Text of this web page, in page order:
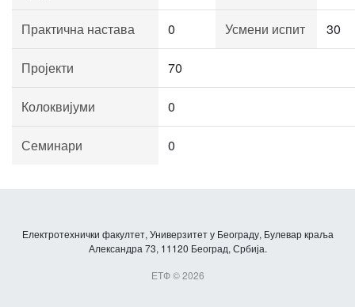
Практична настава 0 Усмени испит 30
Пројекти 70
Колоквијуми 0
Семинари 0
Електротехнички факултет, Универзитет у Београду, Булевар краља
Александра 73, 11120 Београд, Србија.
ЕТФ © 2026